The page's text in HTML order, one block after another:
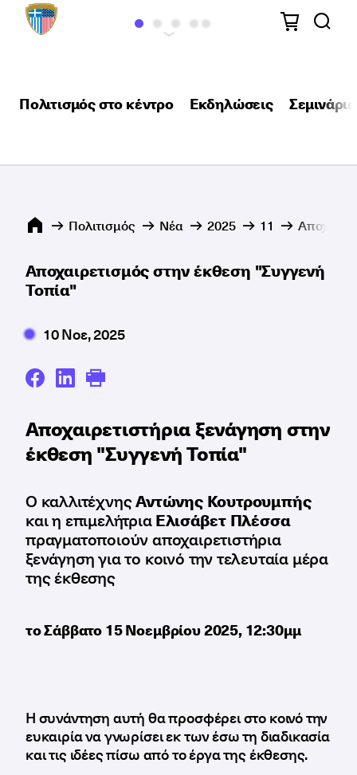
Πολιτισμός στο κέντρο Εκδηλώσεις Σεμινάρια
Πολιτισμός Νέα 2025 11
Αποχαιρετισμός στην έκθεση "Συγγενή
Τοπία"
10 Νοε, 2025
Αποχαιρετιστήρια ξενάγηση στην
έκθεση "Συγγενή Τοπία"
Ο καλλιτέχνηςΑντώνης Κουτρουμπής
και η επιμελήτριαΕλισάβετ Πλέσσα
πραγματοποιούν αποχαιρετιστήρια
ξενάγηση για το κοινό την τελευταία μέρα
της έκθεσης
το Σάββατο 15 Νοεμβρίου 2025, 12:30μμ
Η συνάντησηαυτή θα προσφέρει στο κοινό την
ευκαιρία να γνωρίσει εκ των έσω τη διαδικασία
και τις ιδέες πίσω από το έργα της έκθεσης.